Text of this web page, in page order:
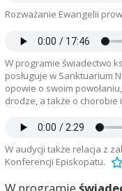
Rozważanie Ewangelii
W programie świadectwo
posługuje w Sanktuarium
opowie o swoim
drodze, a także o chorobie
W audycji także relacja z
Konferencji Episkopatu.